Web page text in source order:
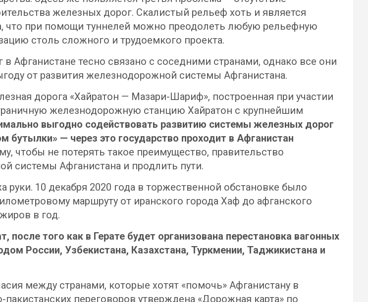
железных дорог. Скалистый рельеф хоть и является
что при помощи туннелей можно преодолеть любую рельефную
столь сложного и трудоемкого проекта.
Афганистане тесно связано с соседними странами, однако все они
от развития железнодорожной системы Афганистана.
дорога «Хайратон — Мазари-Шариф», построенная при участии
железнодорожную станцию Хайратон с крупнейшим
выгодно содействовать развитию системы железных дорог
бутылки» — через это государство проходит в Афганистан
чтобы не потерять такое преимущество, правительство
системы Афганистана и продлить пути.
10 декабря 2020 года в торжественной обстановке было
маршруту от иранского города Хаф до афганского
в год.
того как в Герате будет организована перестановка вагонных
России, Узбекистана, Казахстана, Туркмении, Таджикистана и
между странами, которые хотят «помочь» Афганистану в
переговоров утверждена «Дорожная карта» по